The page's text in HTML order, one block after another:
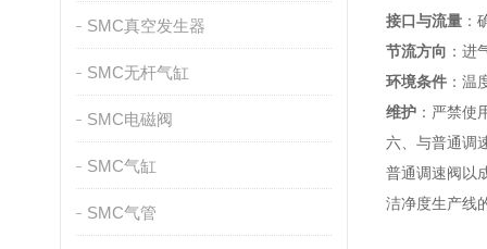
SMC真空发生器
SMC无杆气缸
SMC电磁阀
SMC气缸
SMC气管
接口与流量 ：
节流方向 ：进
环境条件 ：温
维护 ：严禁使
六、与普通调
普通调速阀以
洁净度生产线